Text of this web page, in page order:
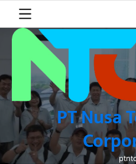
content
PT Nusa